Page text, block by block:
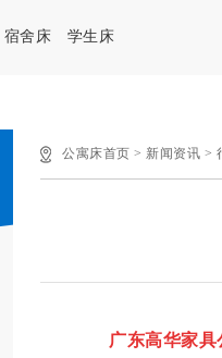
宿舍床 学生床
公寓床首页 > 新闻资讯 >
广东高华家具